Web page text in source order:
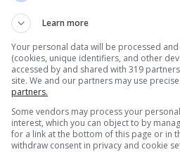
ospite del programma di
al centro del discorso
è stata la sua
Learn more
Your personal data will be processed
(cookies, unique identifiers, and other
accessed by and shared with 319
site. We and our partners may use
partners.
Some vendors may process your
interest, which you can object to by
for a link at the bottom of this page or in
withdraw consent in privacy and cookie